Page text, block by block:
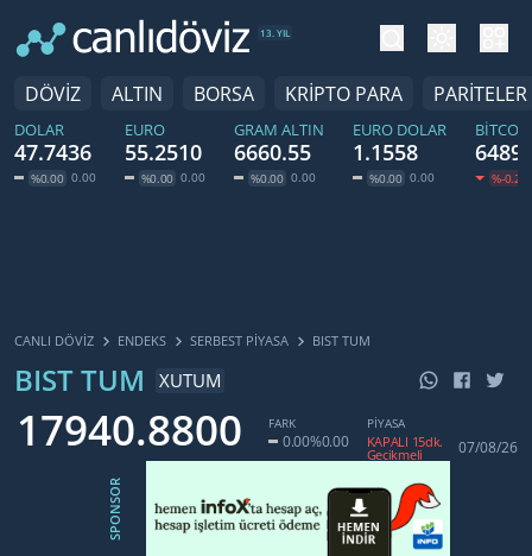
13. YIL
DÖVİZ ALTIN BORSA KRİPTO PARA PARİTELER
DOLAR
47.7436
%0.00 0.00
EURO
55.2510
%0.00 0.00
GRAM ALTIN
6660.55
%0.00 0.00
EURO DOLAR
1.1558
%0.00 0.00 %-0.21
CANLI DÖVİZ ENDEKS SERBEST PIYASA BIST TUM
BIST TUM XUTUM
17940.8800 FARK
0.00%0.00
PİYASA
KAPALI 15dk.
Gecikmeli 07/08/26
SPONSOR